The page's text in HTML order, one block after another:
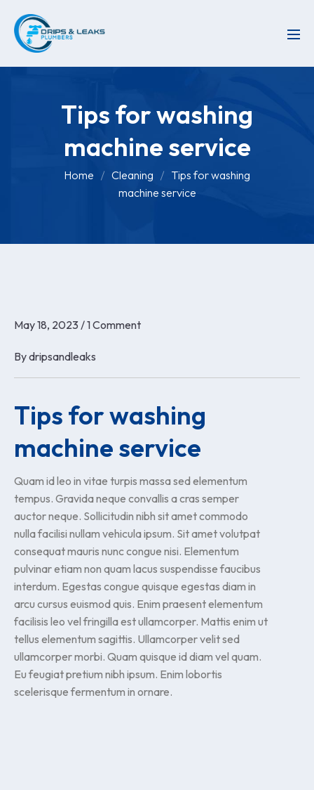
Tips for washing
machine service
Home Cleaning
Tips for washing
machine service
May 18, 2023 /1 Comment
Bydripsandleaks
Tips for washing
machine service
Quam id leo in vitae turpis massa sed elementum
tempus. Gravida neque convallis a cras semper
auctor neque. Sollicitudin nibh sit amet commodo
nulla facilisi nullam vehicula ipsum. Sit amet volutpat
consequat mauris nunc congue nisi. Elementum
pulvinar etiam non quam lacus suspendisse faucibus
interdum. Egestas congue quisque egestas diam in
arcu cursus euismod quis. Enim praesent elementum
facilisis leo vel fringilla est ullamcorper. Mattis enim ut
tellus elementum sagittis. Ullamcorper velit sed
ullamcorper morbi. Quam quisque id diam vel quam.
Eu feugiat pretium nibh ipsum. Enim lobortis
scelerisque fermentum in ornare.